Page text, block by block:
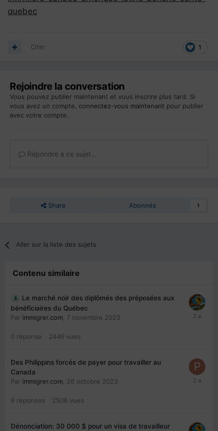
quebec
1
Citer
Rejoindre la conversation
Vous pouvez publier maintenant et vous inscrire plus tard. Si
vous avez un compte, connectez-vous maintenant pour publier
avec votre compte.
Répondre à ce sujet…
Share Abonnés 1
Aller sur la liste des sujets
Contenu similaire
Le marché noir des diplômés des préposées aux
bénéficiaires du Québec
Par immigrer.com 7 novembre 2023
0 réponse 2446 vues
Des Philippins forcés de payer pour travailler au
Canada
Par immigrer.com 26 octobre 2023
6 réponses 2506 vues
Dénonciation: 30 000 $ pour un visa de travailleur